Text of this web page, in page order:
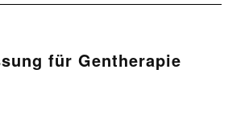
für Gentherapie